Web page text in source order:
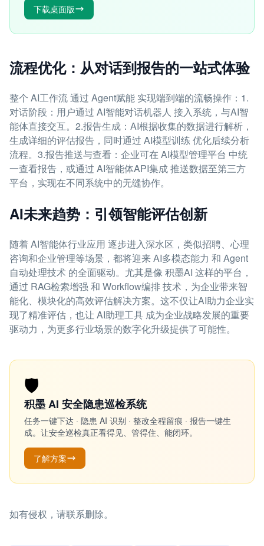
下载桌面版
流程优化：从对话到报告的一站式体验
整个 AI工作流 通过 Agent赋能 实现端到端的流畅操作：1.
对话阶段：用户通过 AI智能对话机器人 接入系统，与AI智
能体直接交互。2.报告生成：AI根据收集的数据进行解析，
生成详细的评估报告，同时通过 AI模型训练 优化后续分析
流程。3.报告推送与查看：企业可在 AI模型管理平台 中统
一查看报告，或通过 AI智能体API集成 推送数据至第三方
平台，实现在不同系统中的无缝协作。
AI未来趋势：引领智能评估创新
随着 AI智能体行业应用 逐步进入深水区，类似招聘、心理
咨询和企业管理等场景，都将迎来 AI多模态能力 和 Agent
自动处理技术 的全面驱动。尤其是像 积墨AI 这样的平台，
通过 RAG检索增强 和 Workflow编排 技术，为企业带来智
能化、模块化的高效评估解决方案。这不仅让AI助力企业实
现了精准评估，也让 AI助理工具 成为企业战略发展的重要
驱动力，为更多行业场景的数字化升级提供了可能性。
🛡️
积墨 AI 安全隐患巡检系统
任务一键下达 · 隐患 AI 识别 · 整改全程留痕 · 报告一键生
成。让安全巡检真正看得见、管得住、能闭环。
了解方案
如有侵权，请联系删除。